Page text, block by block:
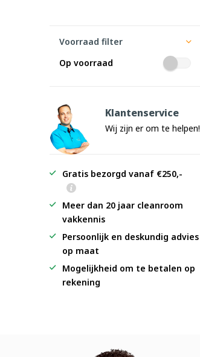
Voorraad filter
Op voorraad
Klantenservice
Wij zijn er om te helpen!
Gratis bezorgd vanaf €250,-
Meer dan 20 jaar cleanroom
vakkennis
Persoonlijk en deskundig advies
op maat
Mogelijkheid om te betalen op
rekening